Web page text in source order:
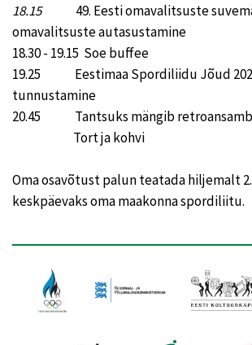
18.15 49. Eesti omavalitsuste
omavalitsuste autasustamine
18.30 - 19.15 Soe buffee
19.25 Eestimaa Spordiliidu Jõud
tunnustamine
20.45 Tantsuks mängib
Tort ja kohvi
Oma osavõtust palun teatada hiljemalt
keskpäevaks oma maakonna spordiliitu.